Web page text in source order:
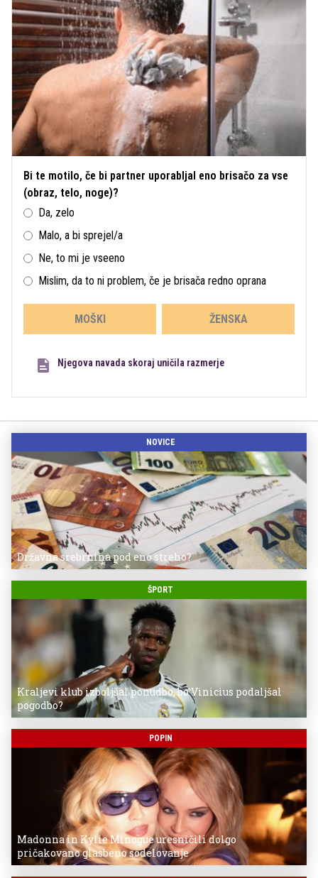
Bi te motilo, če bi partner uporabljal eno brisačo za vse
(obraz, telo, noge)?
Da, zelo
Malo, a bi sprejel/a
Ne, to mi je vseeno
Mislim, da to ni problem, če je brisača redno oprana
MOŠKI ŽENSKA
Njegova navada skoraj uničila razmerje
NOVICE
Državna srebrnina pod eno streho?
ŠPORT
Kraljevi klub izboljšal ponudbo, bo Vinicius podaljšal
pogodbo?
POPIN
Madonna in Kylie Minogue uresničili dolgo
pričakovano glasbeno sodelovanje